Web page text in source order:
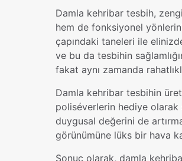
Damla kehribar tesbih,
hem de fonksiyonel
çapındaki taneleri ile
ve bu da tesbihin
fakat aynı zamanda
Damla kehribar tesbihin
poliséverlerin hediye olarak
duygusal değerini de
görünümüne lüks bir hava
Sonuç olarak, damla